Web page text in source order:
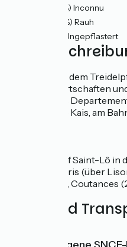
(2%) Inconnu
(2%) Rauh
(10%) Ungepflastert
Sie radeln auf dem
zahlreiche Ortschaften
Präfektur des
dann über die Kais, am
Bahnhof Saint-Lô in
nach Paris (über
(50min), Coutances
Züge und